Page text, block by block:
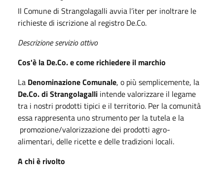
Il Comune di Strangolagalli avvia l’iter per inoltrare le
richieste di iscrizione al registro De.Co.
Descrizione servizio attivo
Cos'è la De.Co. e come richiedere il marchio
La Denominazione Comunale, o più semplicemente, la
De.Co. di Strangolagalli intende valorizzare il legame
tra i nostri prodotti tipici e il territorio. Per la comunità
essa rappresenta uno strumento per la tutela e la
promozione/valorizzazione dei prodotti agro-
alimentari, delle ricette e delle tradizioni locali.
A chi è rivolto